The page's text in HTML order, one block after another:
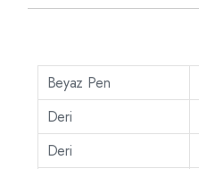
Beyaz Pen
Deri
Deri